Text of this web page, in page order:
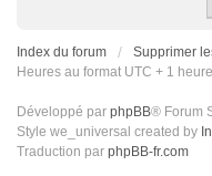
Index du forum
Supprimer
Heures au format UTC + 1 heure
Développé par phpBB® Forum
Style we_universal created by
Traduction par phpBB-fr.com